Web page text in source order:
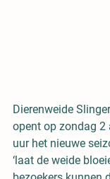
Dierenweide
opent op zondag
uur het nieuwe
‘laat de weide